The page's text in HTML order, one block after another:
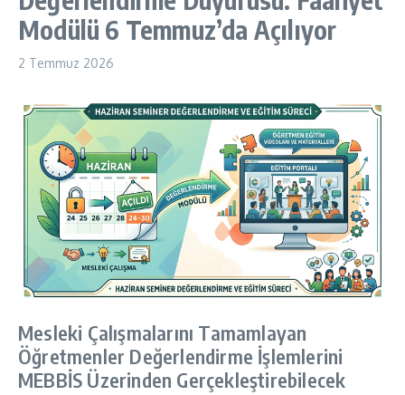
Modülü 6 Temmuz’da Açılıyor
2 Temmuz 2026
Mesleki Çalışmalarını Tamamlayan
Öğretmenler Değerlendirme İşlemlerini
MEBBİS Üzerinden Gerçekleştirebilecek